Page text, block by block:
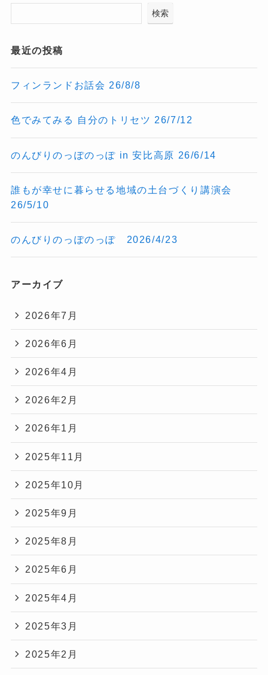
検索
最近の投稿
フィンランドお話会 26/8/8
色でみてみる 自分のトリセツ 26/7/12
のんびりのっぽのっぽ in 安比高原 26/6/14
誰もが幸せに暮らせる地域の土台づくり講演会
26/5/10
のんびりのっぽのっぽ 2026/4/23
アーカイブ
2026年7月
2026年6月
2026年4月
2026年2月
2026年1月
2025年11月
2025年10月
2025年9月
2025年8月
2025年6月
2025年4月
2025年3月
2025年2月